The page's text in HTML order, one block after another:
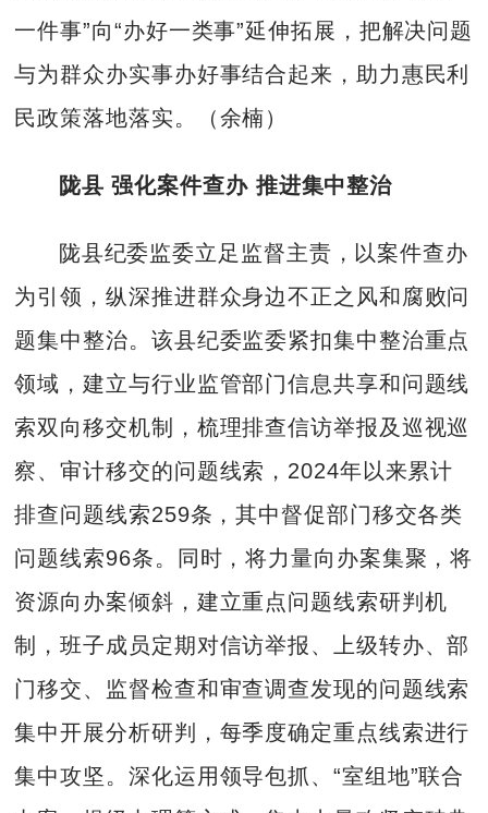
一件事”向“办好一类事”延伸拓展，把解决问题
与为群众办实事办好事结合起来，助力惠民利
民政策落地落实。（余楠）
陇县 强化案件查办 推进集中整治
陇县纪委监委立足监督主责，以案件查办
为引领，纵深推进群众身边不正之风和腐败问
题集中整治。该县纪委监委紧扣集中整治重点
领域，建立与行业监管部门信息共享和问题线
索双向移交机制，梳理排查信访举报及巡视巡
察、审计移交的问题线索，2024年以来累计
排查问题线索259条，其中督促部门移交各类
问题线索96条。同时，将力量向办案集聚，将
资源向办案倾斜，建立重点问题线索研判机
制，班子成员定期对信访举报、上级转办、部
门移交、监督检查和审查调查发现的问题线索
集中开展分析研判，每季度确定重点线索进行
集中攻坚。深化运用领导包抓、“室组地”联合